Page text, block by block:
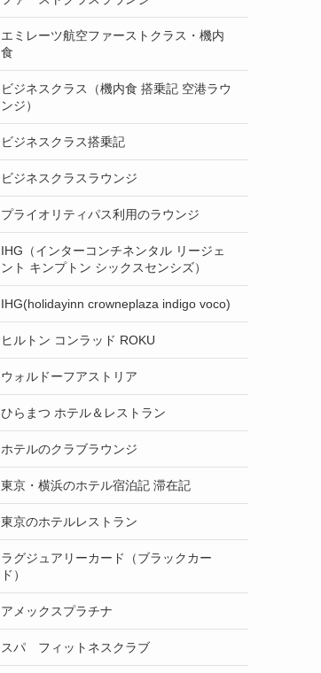
エミレーツ航空ファーストクラス・機内
食
ビジネスクラス（機内食 搭乗記 空港ラウ
ンジ）
ビジネスクラス搭乗記
ビジネスクラスラウンジ
プライオリティパス利用のラウンジ
IHG（インターコンチネンタル リージェ
ント キンプトン シックスセンシズ）
IHG(holidayinn crowneplaza indigo voco)
ヒルトン コンラッド ROKU
ウォルドーフアストリア
ひらまつ ホテル＆レストラン
ホテルのクラブラウンジ
東京・横浜のホテル宿泊記 滞在記
東京のホテルレストラン
ラグジュアリーカード（ブラックカー
ド）
アメックスプラチナ
スパ フィットネスクラブ